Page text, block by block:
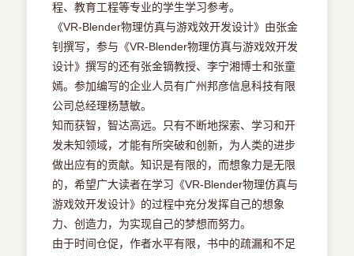
程、教育工程等专业的学生学习参考。
《VR-Blender物理仿真与游戏效开发设计》由张金
钊撰写，参与《VR-Blender物理仿真与游戏效开发
设计》撰写的还有张金镝教授、李宁湘博士和张童
嫣。参加编写的企业人员有广州邦彦信息科技有限
公司总经理杨慧敏。
知而获智，智达高远。只有不断地探索、学习和开
发未知领域，才能有所突破和创新，为人类的进步
做出应有的贡献。知识是有限的，而想象力是无限
的，希望广大读者在学习《VR-Blender物理仿真与
游戏效开发设计》的过程中充分发挥自己的想象
力、创造力，为实现自己的梦想而努力。
由于时间仓促，作者水平有限，书中的疏漏和不足